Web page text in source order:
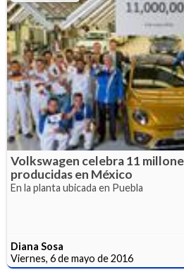
Volkswagen celebra 11
producidas en México
En la planta ubicada en Puebla
Diana Sosa
Viernes, 6 de mayo de 2016